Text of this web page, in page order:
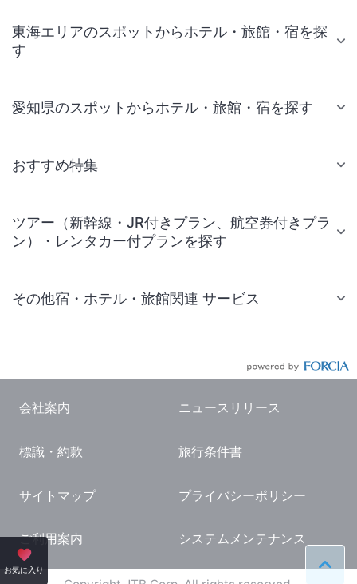
お気に入り ペー
東海エリアのスポットからホテル・旅館・宿を探
す
愛知県のスポットからホテル・旅館・宿を探す
おすすめ特集
ツアー（新幹線・JR付きプラン、航空券付きプラ
ン）・レンタカー付プランを探す
その他宿・ホテル・旅館関連 サービス
国内観光ガイド
旅行・観光情報
会社案内 ニュースリリース
標識・約款 旅行条件書
サイトマップ プライバシーポリシー
ご利用案内 システムメンテナンス